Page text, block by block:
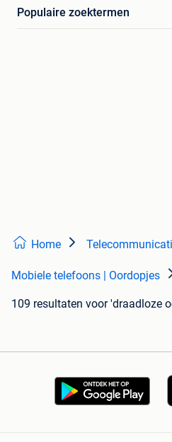
Populaire zoektermen
Home
Mobiele telefoons | Oordopjes
109 resultaten voor 'draadloze